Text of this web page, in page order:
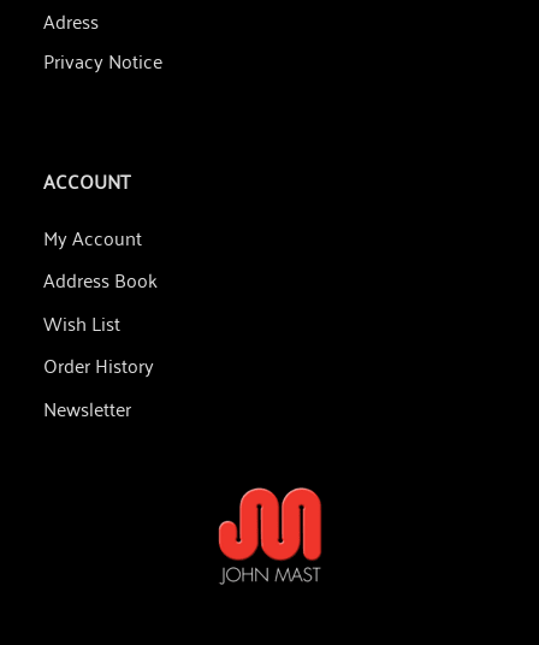
Adress
Privacy Notice
ACCOUNT
My Account
Address Book
Wish List
Order History
Newsletter